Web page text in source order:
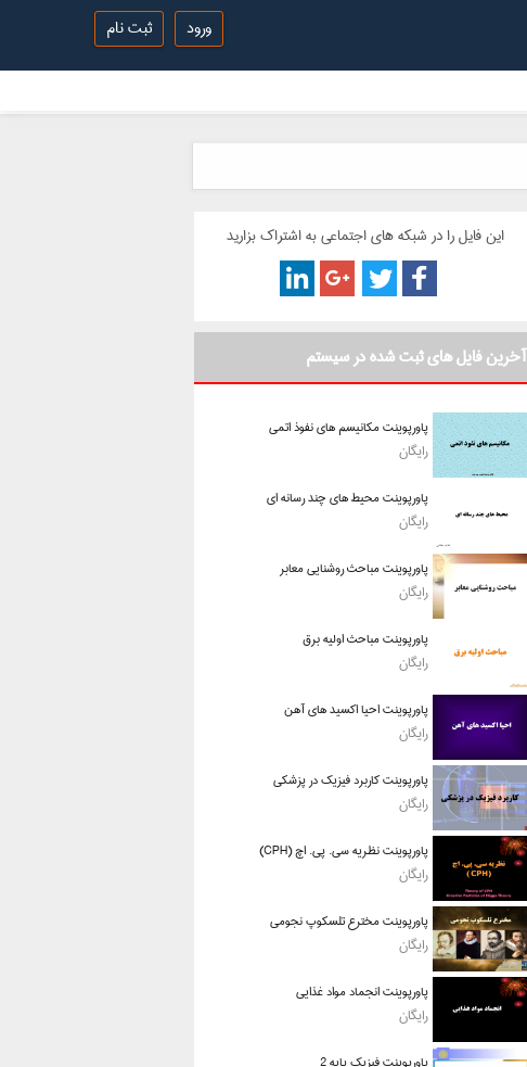
ورود ثبت نام
این فایل را در شبکه های اجتماعی به اشتراک بزارید
آخرین فایل های ثبت شده در سیستم
پاورپوینت مکانیسم های نفوذ اتمی
رایگان
پاورپوینت محیط های چند رسانه ای
رایگان
پاورپوینت مباحث روشنایی معابر
رایگان
پاورپوینت مباحث اولیه برق
رایگان
پاورپوینت احیا اکسید های آهن
رایگان
پاورپوینت کاربرد فیزیک در پزشکی
رایگان
پاورپوینت نظریه سی. پی. اچ (CPH)
رایگان
پاورپوینت مخترع تلسکوپ نجومی
رایگان
پاورپوینت انجماد مواد غذایی
رایگان
پاورپوینت فیزیک پایه 2